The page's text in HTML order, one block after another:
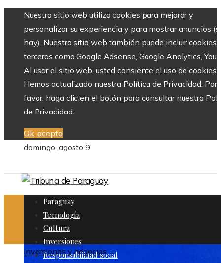
Nuestro sitio web utiliza cookies para mejorar y
personalizar su experiencia y para mostrar anuncios
hay). Nuestro sitio web también puede incluir cookies
terceros como Google Adsense, Google Analytics,
Al usar el sitio web, usted consiente el uso de cookies.
Hemos actualizado nuestra Política de Privacidad. Por
favor, haga clic en el botón para consultar nuestra
de Privacidad.
Ok, acepto
domingo, agosto 9
Paraguay
Tecnología
Cultura
Inversiones
Responsabilidad social
Inversiones y negocios